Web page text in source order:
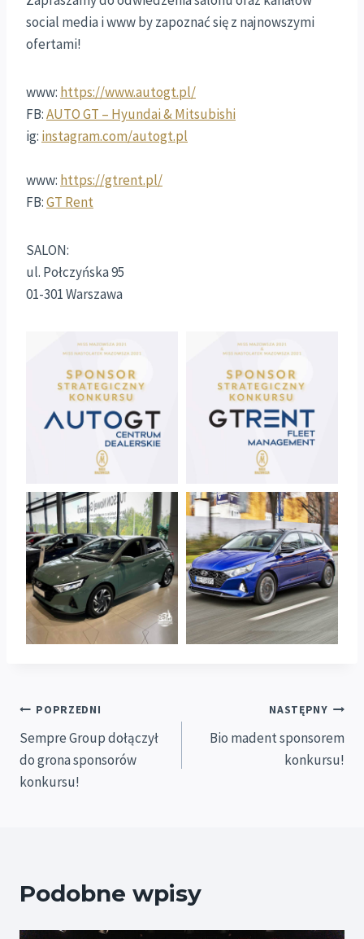
social media i www by zapoznać się z najnowszymi
ofertami!
www: https://www.autogt.pl/
FB:AUTO GT – Hyundai & Mitsubishi
ig: instagram.com/autogt.pl
www: https://gtrent.pl/
FB:GT Rent
SALON:
ul. Połczyńska 95
01-301 Warszawa
Nawigacja
wpisu
POPRZEDNI
Sempre Group dołączył
do grona sponsorów
konkursu!
NASTĘPNY
Bio madent sponsorem
konkursu!
Podobne wpisy